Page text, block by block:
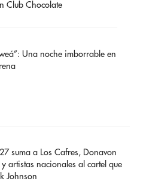
Club Chocolate
Una noche imborrable en
suma a Los Cafres, Donavon
y artistas nacionales al cartel que
Johnson